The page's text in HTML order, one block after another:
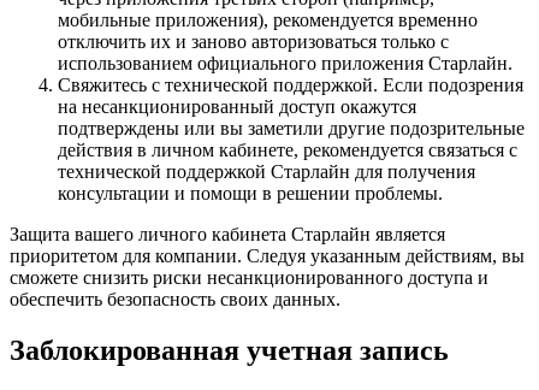
мобильные приложения), рекомендуется временно
отключить их и заново авторизоваться только с
использованием официального приложения Старлайн.
Свяжитесь с технической поддержкой. Если подозрения
на несанкционированный доступ окажутся
подтверждены или вы заметили другие подозрительные
действия в личном кабинете, рекомендуется связаться с
технической поддержкой Старлайн для получения
консультации и помощи в решении проблемы.
Защита вашего личного кабинета Старлайн является
приоритетом для компании. Следуя указанным действиям, вы
сможете снизить риски несанкционированного доступа и
обеспечить безопасность своих данных.
Заблокированная учетная запись